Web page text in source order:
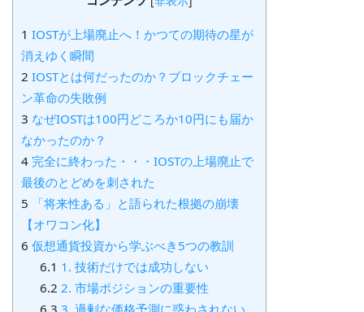
1 IOSTが上場廃止へ！かつての期待の星が
消えゆく瞬間
2 IOSTとは何だったのか？ブロックチェー
ン革命の失敗例
3 なぜIOSTは100円どころか10円にも届か
なかったのか？
4 完全に終わった・・・IOSTの上場廃止で
最後のとどめを刺された
5 「将来性ある」と語られた根拠の崩壊
【オワコン化】
6 仮想通貨投資から学ぶべき5つの教訓
6.1 1. 技術だけでは成功しない
6.2 2. 市場ポジションの重要性